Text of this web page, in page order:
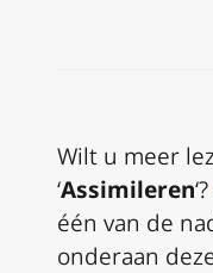
Wilt u meer
‘Assimileren‘?
één van de
onderaan